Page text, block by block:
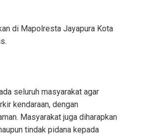
di Mapolresta Jayapura Kota
seluruh masyarakat agar
kendaraan, dengan
Masyarakat juga diharapkan
tindak pidana kepada